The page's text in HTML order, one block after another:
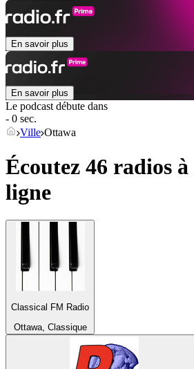
En savoir plus
En savoir plus
Le podcast débute dans
- 0 sec.
Ville Ottawa
Écoutez 46 radios à
ligne
Classical FM Radio
Ottawa, Classique